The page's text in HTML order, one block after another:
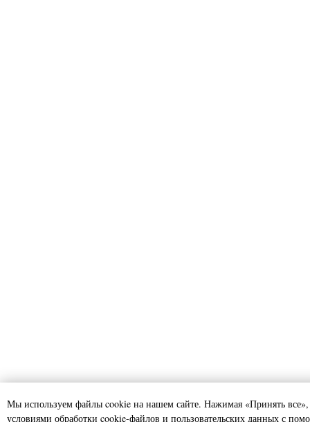
Мы используем файлы cookie на нашем сайте. Нажимая «Принять все»,
условиями обработки cookie-файлов и пользовательских данных с